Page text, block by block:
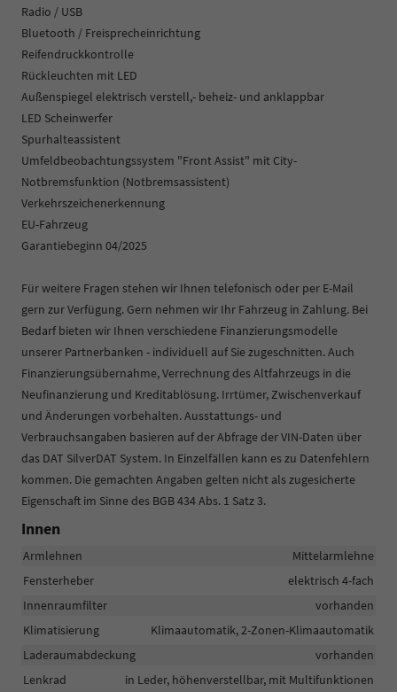
Radio / USB
Bluetooth / Freisprecheinrichtung
Reifendruckkontrolle
Rückleuchten mit LED
Außenspiegel elektrisch verstell,- beheiz- und anklappbar
LED Scheinwerfer
Spurhalteassistent
Umfeldbeobachtungssystem "Front Assist" mit City-
Notbremsfunktion (Notbremsassistent)
Verkehrszeichenerkennung
EU-Fahrzeug
Garantiebeginn 04/2025
Für weitere Fragen stehen wir Ihnen telefonisch oder per E-Mail
gern zur Verfügung. Gern nehmen wir Ihr Fahrzeug in Zahlung. Bei
Bedarf bieten wir Ihnen verschiedene Finanzierungsmodelle
unserer Partnerbanken - individuell auf Sie zugeschnitten. Auch
Finanzierungsübernahme, Verrechnung des Altfahrzeugs in die
Neufinanzierung und Kreditablösung. Irrtümer, Zwischenverkauf
und Änderungen vorbehalten. Ausstattungs- und
Verbrauchsangaben basieren auf der Abfrage der VIN-Daten über
das DAT SilverDAT System. In Einzelfällen kann es zu Datenfehlern
kommen. Die gemachten Angaben gelten nicht als zugesicherte
Eigenschaft im Sinne des BGB 434 Abs. 1 Satz 3.
Innen
Armlehnen
Mittelarmlehne
Fensterheber
elektrisch 4-fach
Innenraumfilter
vorhanden
Klimatisierung
Klimaautomatik, 2-Zonen-Klimaautomatik
Laderaumabdeckung
vorhanden
Lenkrad
in Leder, höhenverstellbar, mit Multifunktionen